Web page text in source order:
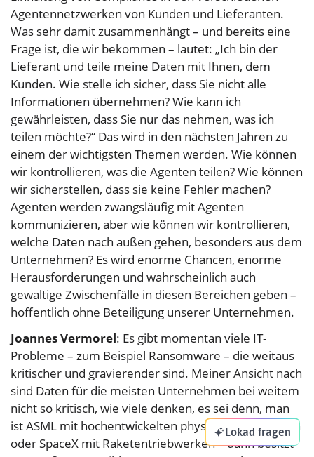
Agentennetzwerken von Kunden und Lieferanten.
Was sehr damit zusammenhängt – und bereits eine
Frage ist, die wir bekommen – lautet: „Ich bin der
Lieferant und teile meine Daten mit Ihnen, dem
Kunden. Wie stelle ich sicher, dass Sie nicht alle
Informationen übernehmen? Wie kann ich
gewährleisten, dass Sie nur das nehmen, was ich
teilen möchte?“ Das wird in den nächsten Jahren zu
einem der wichtigsten Themen werden. Wie können
wir kontrollieren, was die Agenten teilen? Wie können
wir sicherstellen, dass sie keine Fehler machen?
Agenten werden zwangsläufig mit Agenten
kommunizieren, aber wie können wir kontrollieren,
welche Daten nach außen gehen, besonders aus dem
Unternehmen? Es wird enorme Chancen, enorme
Herausforderungen und wahrscheinlich auch
gewaltige Zwischenfälle in diesen Bereichen geben –
hoffentlich ohne Beteiligung unserer Unternehmen.
Joannes Vermorel: Es gibt momentan viele IT-
Probleme – zum Beispiel Ransomware – die weitaus
kritischer und gravierender sind. Meiner Ansicht nach
sind Daten für die meisten Unternehmen bei weitem
nicht so kritisch, wie viele denken, es sei denn, man
ist ASML mit hochentwickelten physischen Prozessen
oder SpaceX mit Raketentriebwerken – dann besitzt
Lokad fragen